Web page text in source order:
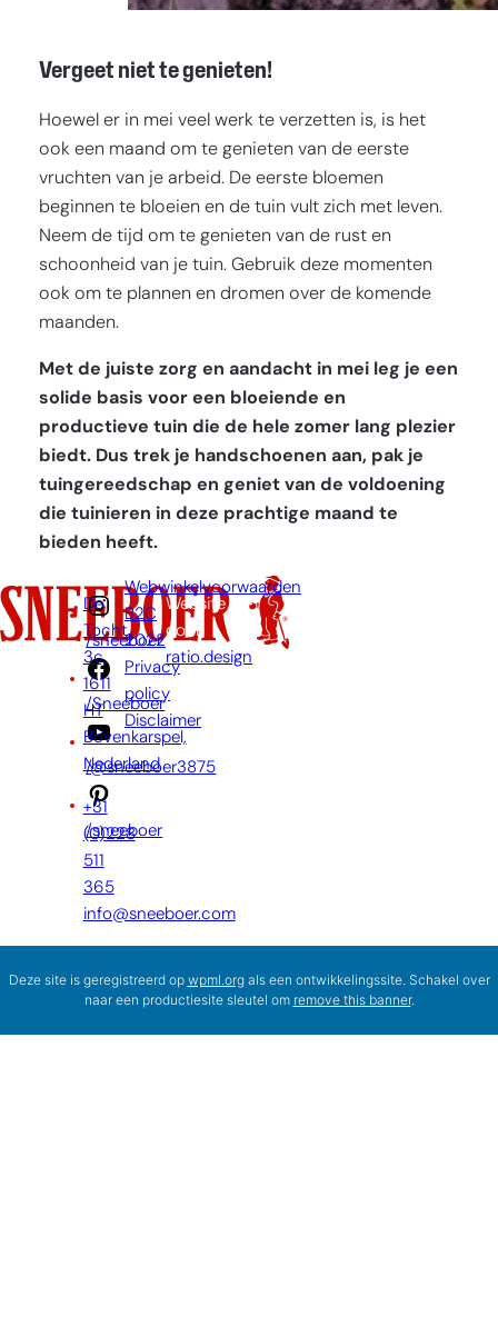
Vergeet niet te genieten!
Hoewel er in mei veel werk te verzetten is, is het
ook een maand om te genieten van de eerste
vruchten van je arbeid. De eerste bloemen
beginnen te bloeien en de tuin vult zich met leven.
Neem de tijd om te genieten van de rust en
schoonheid van je tuin. Gebruik deze momenten
ook om te plannen en dromen over de komende
maanden.
Met de juiste zorg en aandacht in mei leg je een
solide basis voor een bloeiende en
productieve tuin die de hele zomer lang plezier
biedt. Dus trek je handschoenen aan, pak je
tuingereedschap en geniet van de voldoening
die tuinieren in deze prachtige maand te
bieden heeft.
/sneeboer
/Sneeboer
/@sneeboer3875
/sneeboer
De
Tocht
3c,
1611
HT
Bovenkarspel,
Nederland
+31
(0)228
511
365
info@sneeboer.com
Webwinkelvoorwaarden
B2C
2022
Privacy
policy
Disclaimer
Website
door:
ratio.design
Deze site is geregistreerd op wpml.orgals een ontwikkelingssite. Schakel over
naar een productiesite sleutel om remove this banner.